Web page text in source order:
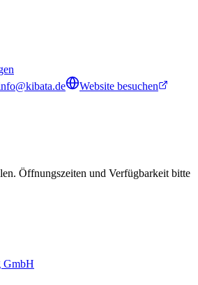
Website besuchen
Öffnungszeiten und Verfügbarkeit bitte
GmbH